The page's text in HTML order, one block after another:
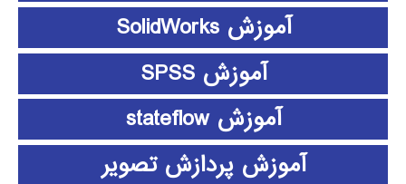
آموزش SolidWorks
آموزش SPSS
آموزش stateflow
آموزش پردازش تصویر